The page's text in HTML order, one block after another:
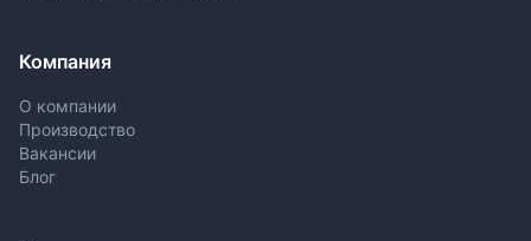
Компания
О компании
Производство
Вакансии
Блог